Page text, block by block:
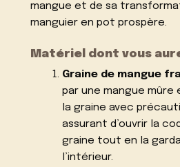
mangue et de sa
manguier en pot prospère.
Matériel dont vous
Graine de mangue
par une mangue mûre
la graine avec
assurant d’ouvrir la
graine tout en la
l’intérieur.